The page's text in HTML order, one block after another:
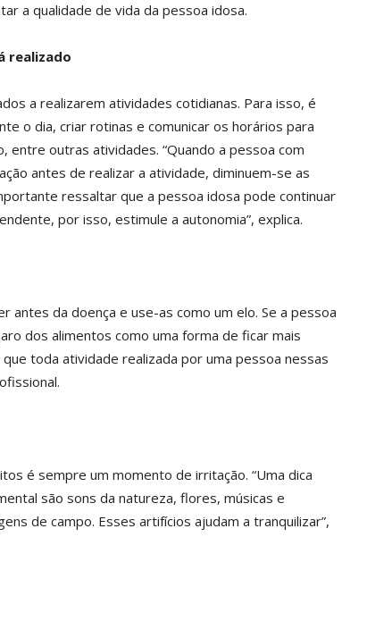
a qualidade de vida da pessoa idosa.
realizado
a realizarem atividades cotidianas. Para isso, é
o dia, criar rotinas e comunicar os horários para
entre outras atividades. “Quando a pessoa com
antes de realizar a atividade, diminuem-se as
ressaltar que a pessoa idosa pode continuar
por isso, estimule a autonomia”, explica.
antes da doença e use-as como um elo. Se a pessoa
dos alimentos como uma forma de ficar mais
toda atividade realizada por uma pessoa nessas
é sempre um momento de irritação. “Uma dica
são sons da natureza, flores, músicas e
de campo. Esses artifícios ajudam a tranquilizar”,